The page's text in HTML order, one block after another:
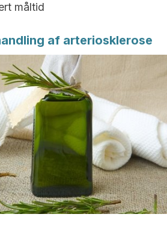
måltid
af arteriosklerose